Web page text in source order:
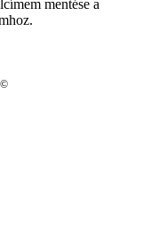
mentése a
©